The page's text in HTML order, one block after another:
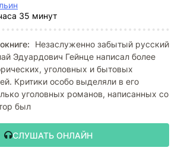
35 минут
Незаслуженно забытый русский
Эдуардович Гейнце написал более
уголовных и бытовых
Критики особо выделяли в его
уголовных романов, написанных со
был
СЛУШАТЬ ОНЛАЙН